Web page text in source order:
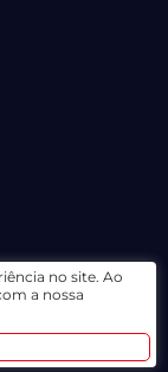
no site. Ao
a nossa